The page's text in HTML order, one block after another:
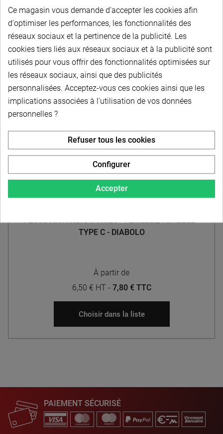
TYPE C - INOX
À partir de
62,10 € HT -74,52 € TTC
Choisir dans la liste
PLOTS ANTIVIBRATOIRES - FEMELLE/FEMELLE -
TYPE C - DIABOLO
À partir de
6,50 € HT - 7,80 € TTC
Choisir dans la liste
PAIEMENT SÉCURISÉ
Ce magasin vous demande d'accepter les cookies afin
d'optimiser les performances, les fonctionnalités des
réseaux sociaux et la pertinence de la publicité. Les
cookies tiers liés aux réseaux sociaux et à la publicité sont
utilisés pour vous offrir des fonctionnalités optimisées sur
les réseaux sociaux, ainsi que des publicités
personnalisées. Acceptez-vous ces cookies ainsi que les
implications associées à l'utilisation de vos données
personnelles ?
Accepter
Refuser tous les cookies
Configurer